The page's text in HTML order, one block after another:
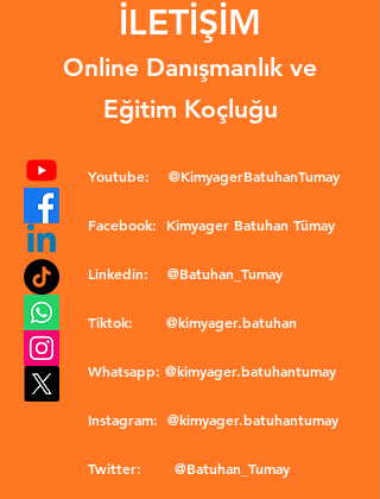
İLETİŞİM
Online Danışmanlık ve
Eğitim Koçluğu
Youtube: @KimyagerBatuhanTumay
Facebook: Kimyager Batuhan Tümay
Linkedin: @Batuhan_Tumay
Tiktok: @kimyager.batuhan
Whatsapp: @kimyager.batuhantumay
Instagram: @kimyager.batuhantumay
Twitter: @Batuhan_Tumay